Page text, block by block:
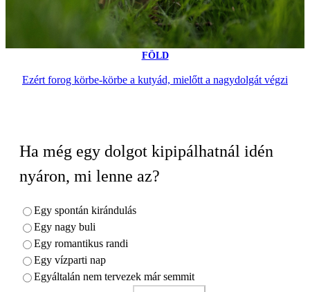
FÖLD
Ezért forog körbe-körbe a kutyád, mielőtt a nagydolgát végzi
Ha még egy dolgot kipipálhatnál idén
nyáron, mi lenne az?
Egy spontán kirándulás
Egy nagy buli
Egy romantikus randi
Egy vízparti nap
Egyáltalán nem tervezek már semmit